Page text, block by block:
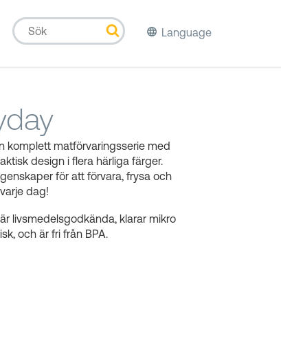
Language
komplett matförvaringsserie med
design i flera härliga färger.
för att förvara, frysa och
dag!
livsmedelsgodkända, klarar mikro
och är fri från BPA.